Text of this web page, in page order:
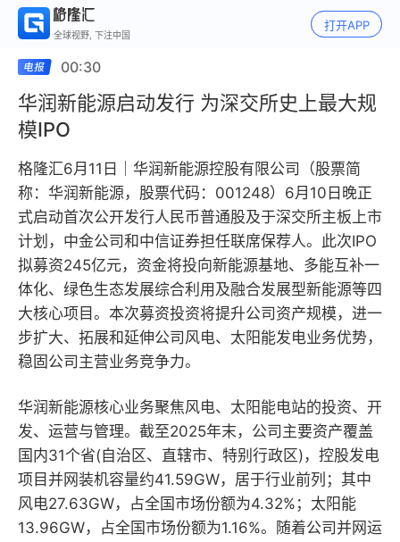
全球视野, 下注中国
打开APP
00:30
华润新能源启动发行 为深交所史上最大规
模IPO
格隆汇6月11日｜华润新能源控股有限公司（股票简
称：华润新能源，股票代码：001248）6月10日晚正
式启动首次公开发行人民币普通股及于深交所主板上市
计划，中金公司和中信证券担任联席保荐人。此次IPO
拟募资245亿元，资金将投向新能源基地、多能互补一
体化、绿色生态发展综合利用及融合发展型新能源等四
大核心项目。本次募资投资将提升公司资产规模，进一
步扩大、拓展和延伸公司风电、太阳能发电业务优势，
稳固公司主营业务竞争力。
华润新能源核心业务聚焦风电、太阳能电站的投资、开
发、运营与管理。截至2025年末，公司主要资产覆盖
国内31个省(自治区、直辖市、特别行政区)，控股发电
项目并网装机容量约41.59GW，居于行业前列；其中
风电27.63GW，占全国市场份额为4.32%；太阳能
13.96GW，占全国市场份额为1.16%。随着公司并网运